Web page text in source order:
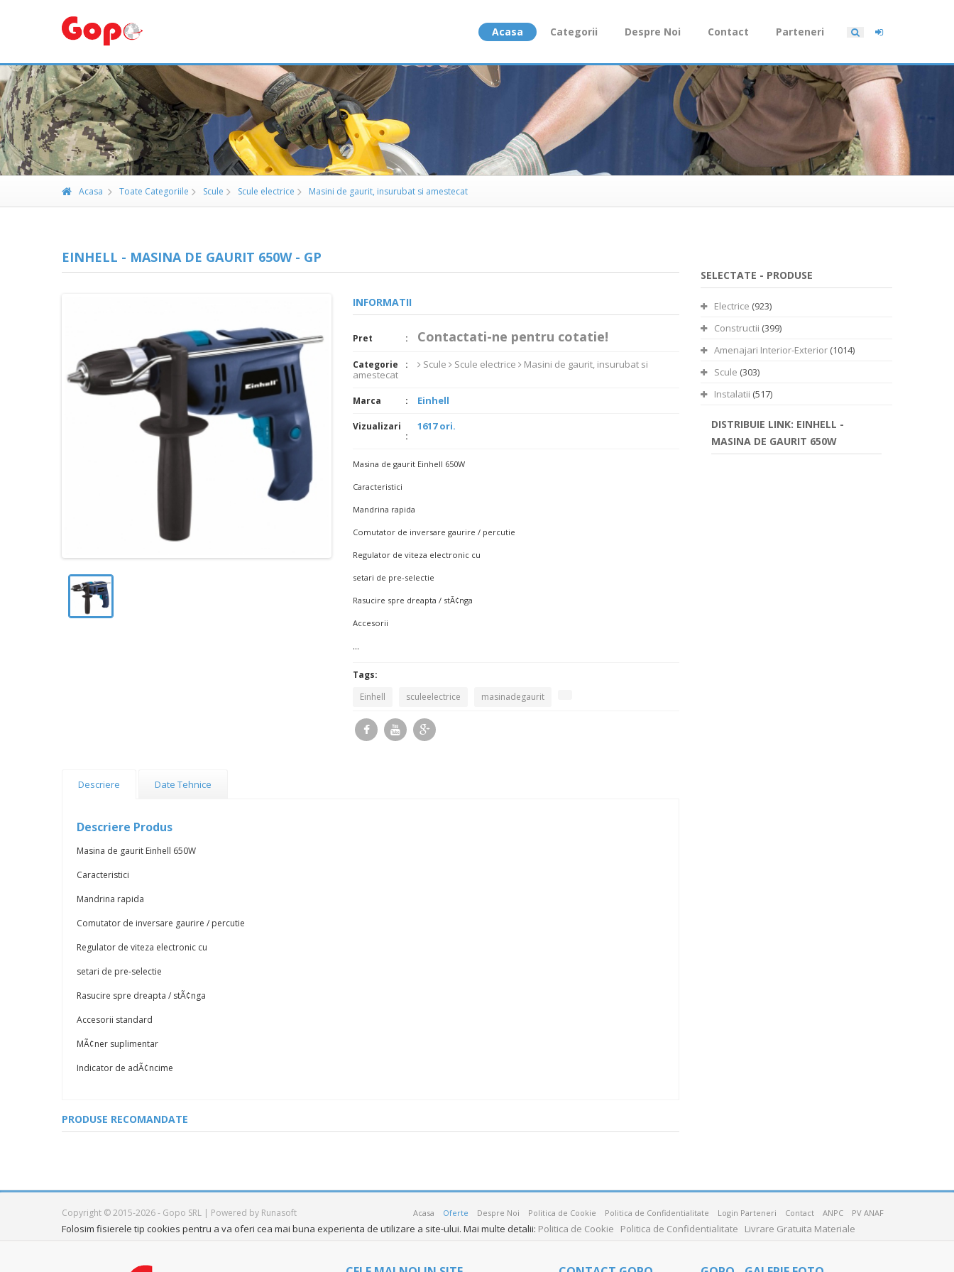
Acasa Categorii Despre Noi Contact Parteneri
Acasa Toate Categoriile Scule Scule electrice Masini de gaurit, insurubat si amestecat
EINHELL - MASINA DE GAURIT 650W - GP
INFORMATII
Pret Contactati-ne pentru cotatie!
Categorie Scule Scule electrice
Masini de gaurit, insurubat si
amestecat
Marca Einhell
Vizualizari 1617 ori.
Masina de gaurit Einhell 650W
Caracteristici
Mandrina rapida
Comutator de inversare gaurire / percutie
Regulator de viteza electronic cu
setari de pre-selectie
Rasucire spre dreapta / stÃ¢nga
Accesorii
...
Tags:
Einhell
sculeelectrice masinadegaurit
Descriere Date Tehnice
Descriere Produs
Masina de gaurit Einhell 650W
Caracteristici
Mandrina rapida
Comutator de inversare gaurire / percutie
Regulator de viteza electronic cu
setari de pre-selectie
Rasucire spre dreapta / stÃ¢nga
Accesorii standard
MÃ¢ner suplimentar
Indicator de adÃ¢ncime
PRODUSE RECOMANDATE
SELECTATE - PRODUSE
Electrice (923)
Constructii (399)
Amenajari Interior-Exterior (1014)
Scule (303)
Instalatii (517)
DISTRIBUIE LINK: EINHELL -
MASINA DE GAURIT 650W
Copyright © 2015-2026 - Gopo SRL | Powered by Runasoft Acasa Oferte Despre Noi Politica de Cookie Politica de Confidentialitate Login Parteneri Contact ANPC PV ANAF
Folosim fisierele tip cookies pentru a va oferi cea mai buna experienta de utilizare a site-ului. Mai multe detalii: Politica de Cookie Politica de Confidentialitate Livrare Gratuita Materiale